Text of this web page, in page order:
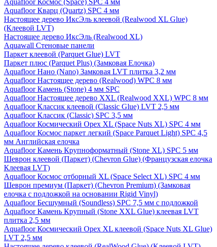
Aquafloor Космос (Space) SPC 4 мм
Aquafloor Кварц (Quartz) SPC 4 мм
Настоящее дерево ИксЭль клеевой (Realwood XL Glue)
(Клеевой LVT)
Настоящее дерево ИксЭль (Realwood XL)
Aquawall Стеновые панели
Паркет клеевой (Parquet Glue) LVT
Паркет плюс (Parquet Plus) (Замковая Елочка)
Aquafloor Нано (Nano) Замковая LVT плитка 3,2 мм
Aquafloor Настоящее дерево (Realwood) WPC 8 мм
Aquafloor Камень (Stone) 4 мм SPC
Aquafloor Настоящее дерево XXL (Realwood XXL) WPC 8 мм
Aquafloor Классик клеевой (Classic Glue) LVT 2,5 мм
Aquafloor Классик (Classic) SPC 3,5 мм
Aquafloor Космический Орех XL (Space Nuts XL) SPC 4 мм
Aquafloor Космос паркет легкий (Space Parquet Light) SPC 4,5
мм Английская елочка
Aquafloor Камень Крупноформатный (Stone XL) SPC 5 мм
Шеврон клеевой (Паркет) (Chevron Glue) (Французская елочка
Клеевая LVT)
Aquafloor Космос отборный XL (Space Select XL) SPC 4 мм
Шеврон премиум (Паркет) (Chevron Premium) (Замковая
елочка с подложкой на основании Rigid Vinyl)
Aquafloor Бесшумный (Soundless) SPC 7,5 мм с подложкой
Aquafloor Камень Крупный (Stone XXL Glue) клеевая LVT
плитка 2,5 мм
Aquafloor Космический Орех XL клеевой (Space Nuts XL Glue)
LVT 2,5 мм